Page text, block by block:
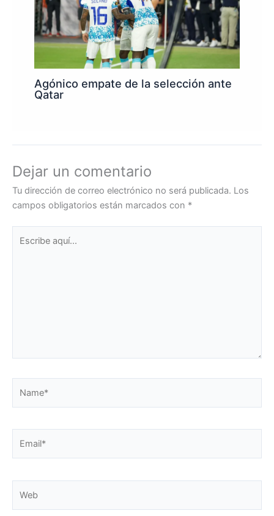
Agónico empate de la selección ante
Qatar
Dejar un comentario
Tu dirección de correo electrónico no será publicada. Los
campos obligatorios están marcados con *
aquí...